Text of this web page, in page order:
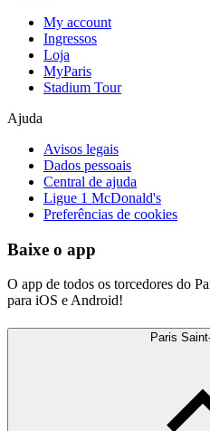
My account
Ingressos
Loja
MyParis
Stadium Tour
Ajuda
Avisos legais
Dados pessoais
Central de ajuda
Ligue 1 McDonald's
Preferências de cookies
Baixe o app
O app de todos os torcedores do
para iOS e Android!
Paris